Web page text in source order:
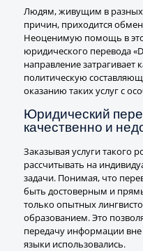
Людям, живущим в разных
причин, приходится
Неоценимую помощь в
юридического перевода
направление затрагивает
политическую
оказанию таких услуг с
Юридический
качественно и
Заказывая услуги такого
рассчитывать на
задачи. Понимая, что
быть достоверным и
только опытных
образованием. Это
передачу информации вне
языки использовались.